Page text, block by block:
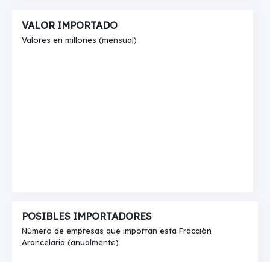
VALOR IMPORTADO
Valores en millones (mensual)
POSIBLES IMPORTADORES
Número de empresas que importan esta Fracción
Arancelaria (anualmente)